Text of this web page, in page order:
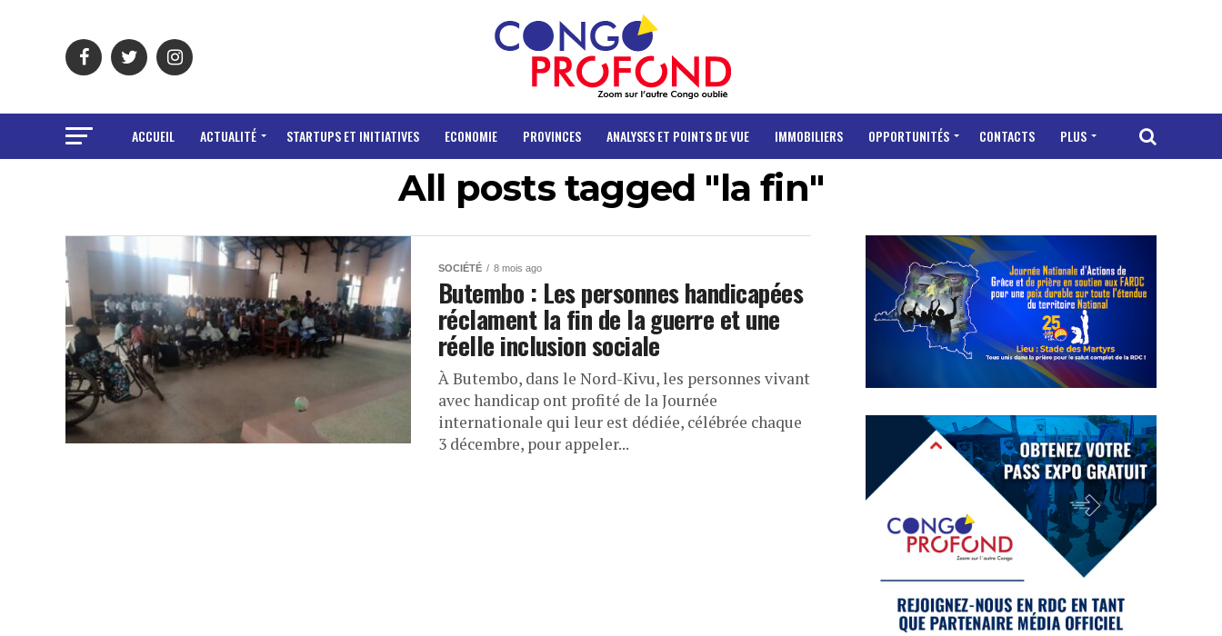
ACCUEIL ACTUALITÉ STARTUPS ET INITIATIVES ECONOMIE PROVINCES ANALYSES ET POINTS DE VUE IMMOBILIERS OPPORTUNITÉS CONTACTS PLUS
All posts tagged "la fin"
SOCIÉTÉ 8 mois ago
Butembo : Les personnes handicapées
réclament la fin de la guerre et une
réelle inclusion sociale
À Butembo, dans le Nord-Kivu, les personnes vivant
avec handicap ont profité de la Journée
internationale qui leur est dédiée, célébrée chaque
3 décembre, pour appeler...